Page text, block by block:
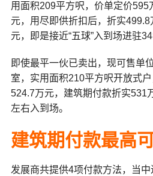
用面积209平方呎，价单定价595
元，用尽即供折扣后，折实
元，即是接近“五球”入到场进驻34
即使最平一伙已卖出，现可售单
室，实用面积210平方呎开放式
524.7万元，建筑期付款折实531
左右入到场。
建筑期付款最高
发展商共提供4项付款方法，当